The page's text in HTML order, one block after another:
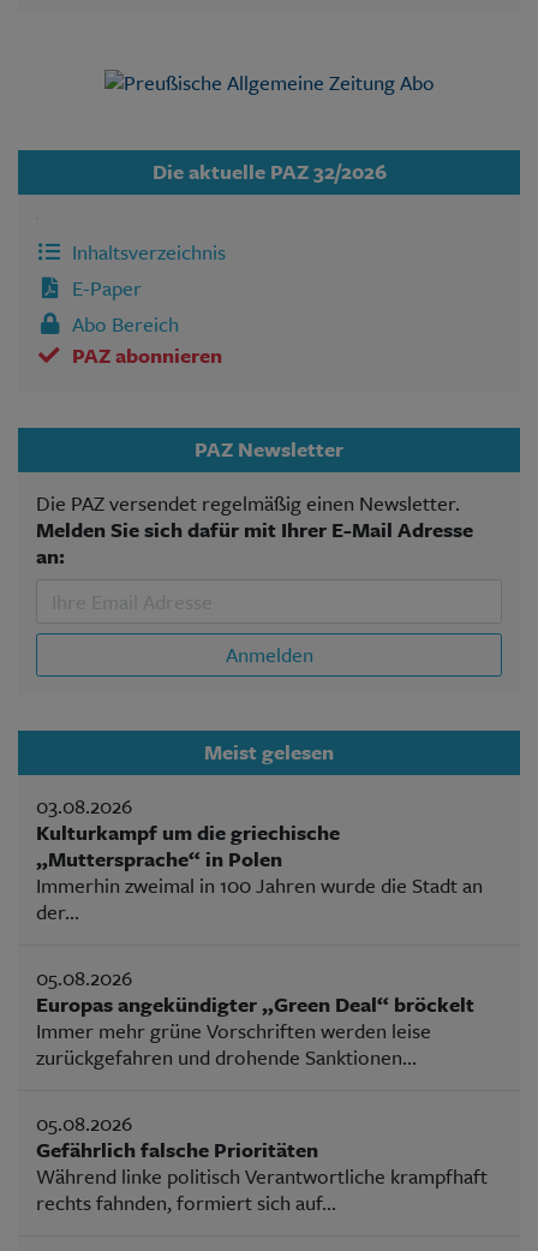
Die aktuelle PAZ 32/2026
Inhaltsverzeichnis
E-Paper
Abo Bereich
PAZ abonnieren
PAZ Newsletter
Die PAZ versendet regelmäßig einen Newsletter.
Melden Sie sich dafür mit Ihrer E-Mail Adresse
an:
Anmelden
Meist gelesen
03.08.2026
Kulturkampf um die griechische
„Muttersprache“ in Polen
Immerhin zweimal in 100 Jahren wurde die Stadt an
der...
05.08.2026
Europas angekündigter „Green Deal“ bröckelt
Immer mehr grüne Vorschriften werden leise
zurückgefahren und drohende Sanktionen...
05.08.2026
Gefährlich falsche Prioritäten
Während linke politisch Verantwortliche krampfhaft
rechts fahnden, formiert sich auf...